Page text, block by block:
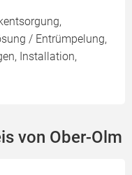
/ Entrümpelung,
Installation,
von Ober-Olm